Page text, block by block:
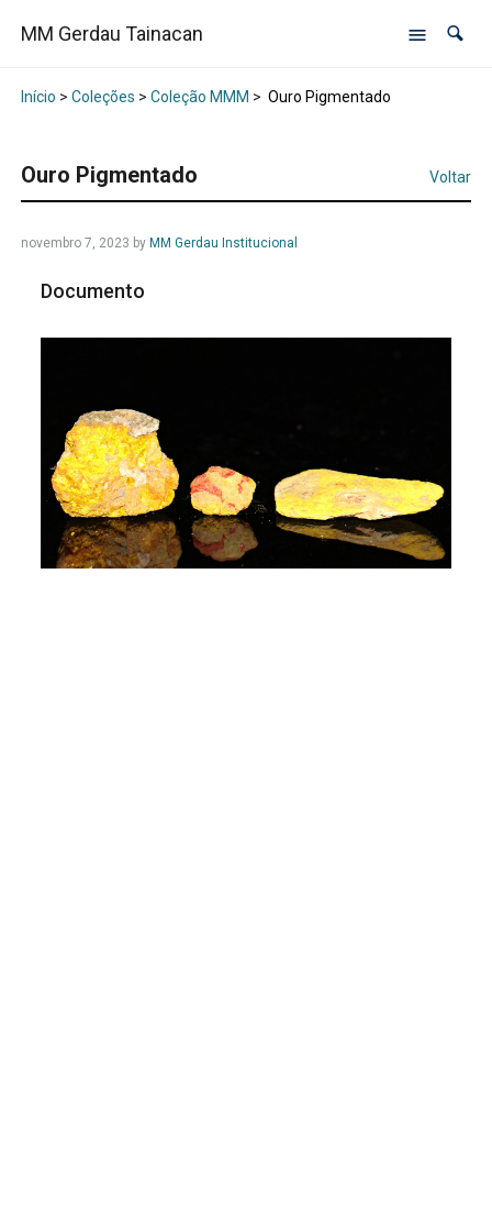
MM Gerdau Tainacan
Início > Coleções > Coleção MMM > Ouro Pigmentado
Ouro Pigmentado Voltar
novembro 7, 2023 by MM Gerdau Institucional
Documento